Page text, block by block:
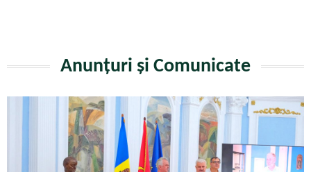
Anunțuri și Comunicate